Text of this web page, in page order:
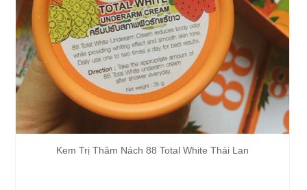
Kem Trị Thâm Nách 88 Total White Thái Lan